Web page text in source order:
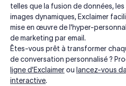
telles que la fusion de données,
images dynamiques, Exclaimer
mise en œuvre de l'hyper-
de marketing par email.
Êtes-vous prêt à transformer
de conversation personnalisé ?
ligne d'Exclaimerou lancez-vous
interactive.